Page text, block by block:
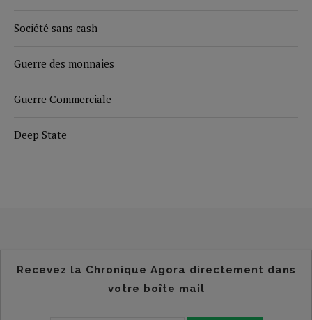
Société sans cash
Guerre des monnaies
Guerre Commerciale
Deep State
Recevez la Chronique Agora directement dans
votre boîte mail